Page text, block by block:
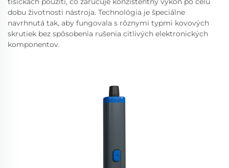
dobu životnosti nástroja. Technológia je špeciálne
navrhnutá tak, aby fungovala s rôznymi typmi kovových
skrutiek bez spôsobenia rušenia citlivých elektronických
komponentov.